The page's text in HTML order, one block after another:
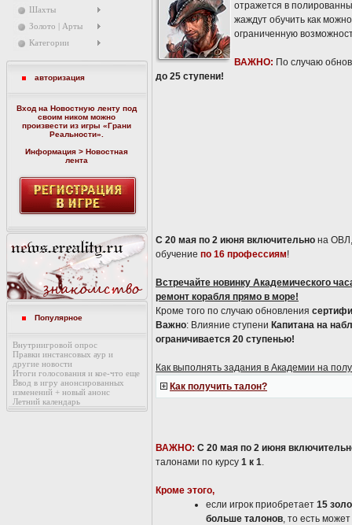
Шахты
Золото | Арты
Категории
авторизация
Вход на Новостную ленту под
своим ником можно
произвести из игры «Грани
Реальности».
Информация > Новостная
лента
Популярное
Внутриигровой опрос
Правки инстансовых аур и
другие новости
Итоги голосования и кое-что еще
Ввод в игру анонсированных
изменений + новый анонс
Летний календарь
отражется в
жаждут обучить как
ограниченную
ВАЖНО: По случаю
до 25 ступени!
С 20 мая по 2 июня включительно на
обучение по 16 профессиям!
Встречайте новинку Академического
ремонт корабля прямо в море!
Кроме того по случаю обновления
Важно: Влияние ступени Капитана на
ограничивается 20 ступенью!
Как выполнять задания в Академии на
Как получить талон?
ВАЖНО: С 20 мая по 2 июня
талонами по курсу 1 к 1.
Кроме этого,
если игрок приобретает 15
больше талонов, то есть